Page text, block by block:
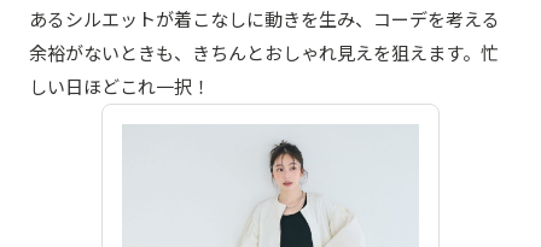
あるシルエットが着こなしに動きを生み、コーデを考える
余裕がないときも、きちんとおしゃれ見えを狙えます。忙
しい日ほどこれ一択！